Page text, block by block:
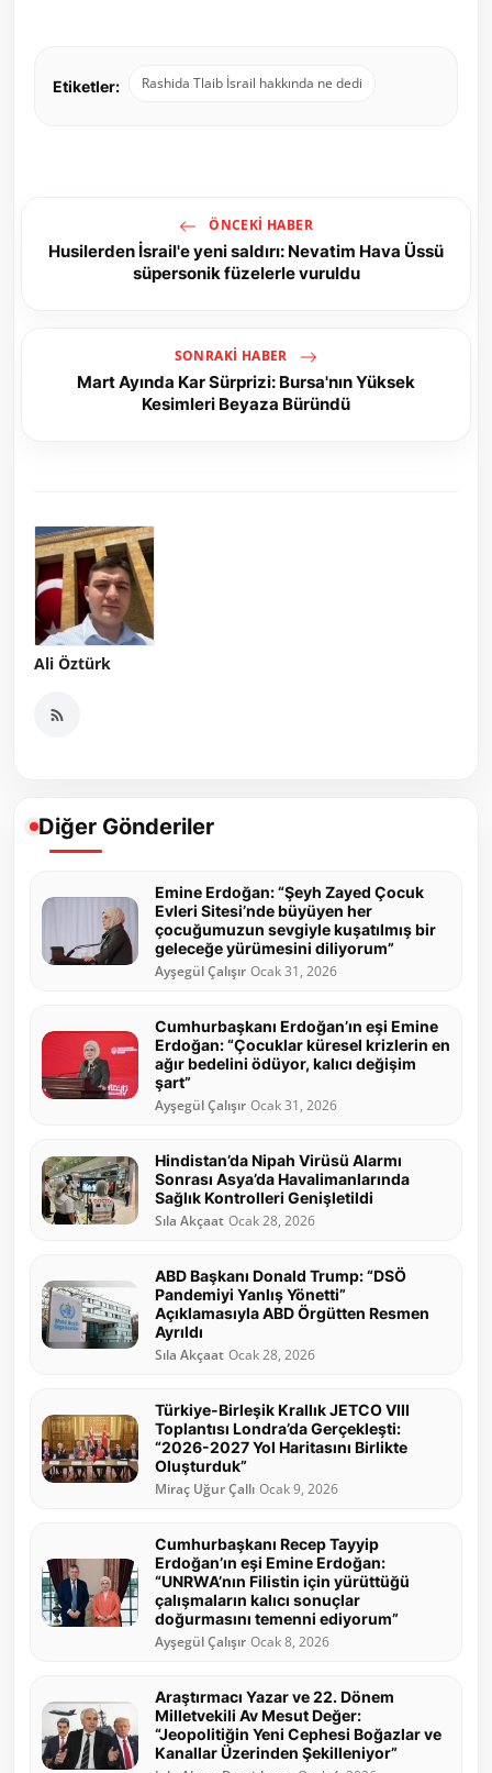
Etiketler: Rashida Tlaib İsrail hakkında ne dedi
ÖNCEKI HABER
Husilerden İsrail'e yeni saldırı: Nevatim Hava Üssü
süpersonik füzelerle vuruldu
SONRAKI HABER
Mart Ayında Kar Sürprizi: Bursa'nın Yüksek
Kesimleri Beyaza Büründü
Ali Öztürk
Diğer Gönderiler
Emine Erdoğan: “Şeyh Zayed Çocuk
Evleri Sitesi’nde büyüyen her
çocuğumuzun sevgiyle kuşatılmış bir
geleceğe yürümesini diliyorum”
Ayşegül Çalışır Ocak 31, 2026
Cumhurbaşkanı Erdoğan’ın eşi Emine
Erdoğan: “Çocuklar küresel krizlerin en
ağır bedelini ödüyor, kalıcı değişim
şart”
Ayşegül Çalışır Ocak 31, 2026
Hindistan’da Nipah Virüsü Alarmı
Sonrası Asya’da Havalimanlarında
Sağlık Kontrolleri Genişletildi
Sıla Akçaat Ocak 28, 2026
ABD Başkanı Donald Trump: “DSÖ
Pandemiyi Yanlış Yönetti”
Açıklamasıyla ABD Örgütten Resmen
Ayrıldı
Sıla Akçaat Ocak 28, 2026
Türkiye-Birleşik Krallık JETCO VIII
Toplantısı Londra’da Gerçekleşti:
“2026-2027 Yol Haritasını Birlikte
Oluşturduk”
Miraç Uğur Çallı Ocak 9, 2026
Cumhurbaşkanı Recep Tayyip
Erdoğan’ın eşi Emine Erdoğan:
“UNRWA’nın Filistin için yürüttüğü
çalışmaların kalıcı sonuçlar
doğurmasını temenni ediyorum”
Ayşegül Çalışır Ocak 8, 2026
Araştırmacı Yazar ve 22. Dönem
Milletvekili Av Mesut Değer:
“Jeopolitiğin Yeni Cephesi Boğazlar ve
Kanallar Üzerinden Şekilleniyor”